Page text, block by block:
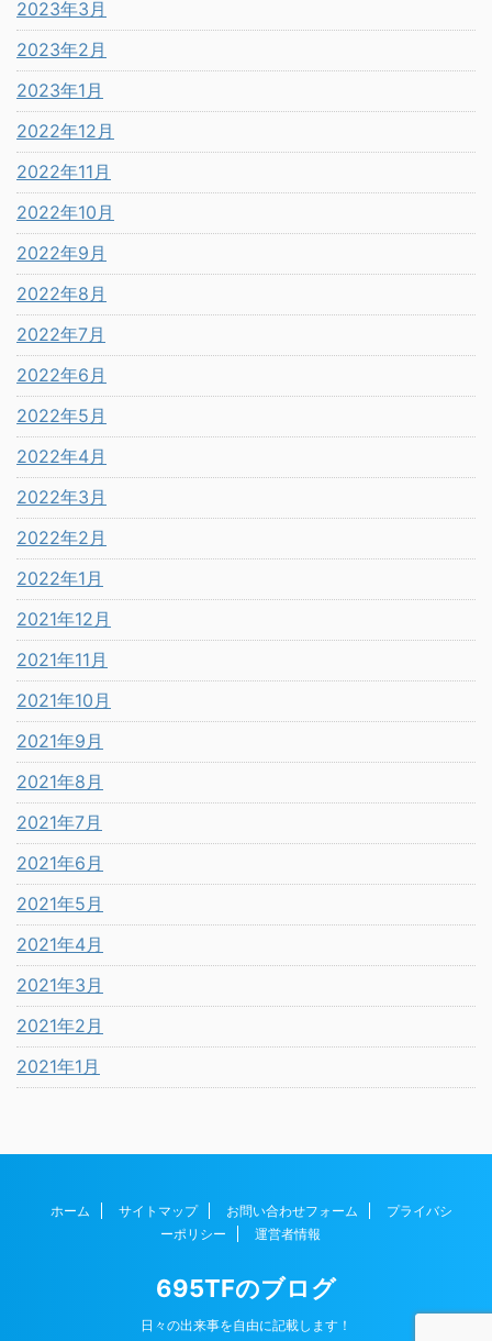
2023年3月
2023年2月
2023年1月
2022年12月
2022年11月
2022年10月
2022年9月
2022年8月
2022年7月
2022年6月
2022年5月
2022年4月
2022年3月
2022年2月
2022年1月
2021年12月
2021年11月
2021年10月
2021年9月
2021年8月
2021年7月
2021年6月
2021年5月
2021年4月
2021年3月
2021年2月
2021年1月
ホーム サイトマップ お問い合わせフォーム
プライバシ
ーポリシー
運営者情報
695TFのブログ
日々の出来事を自由に記載します！